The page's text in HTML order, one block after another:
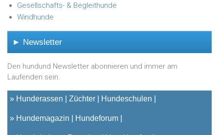
Gesellschafts- & Begleithunde
Windhunde
► Newsletter
Den hundund Newsletter abonnieren und immer am
Laufenden sein.
» Hunderassen Züchter Hundeschulen
» Hundemagazin Hundeforum